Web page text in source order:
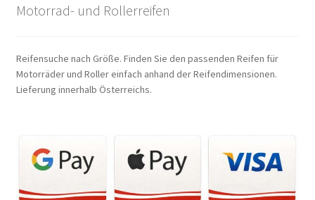
Motorrad- und Rollerreifen
Reifensuche nach Größe. Finden Sie den passenden Reifen für
Motorräder und Roller einfach anhand der Reifendimensionen.
Lieferung innerhalb Österreichs.